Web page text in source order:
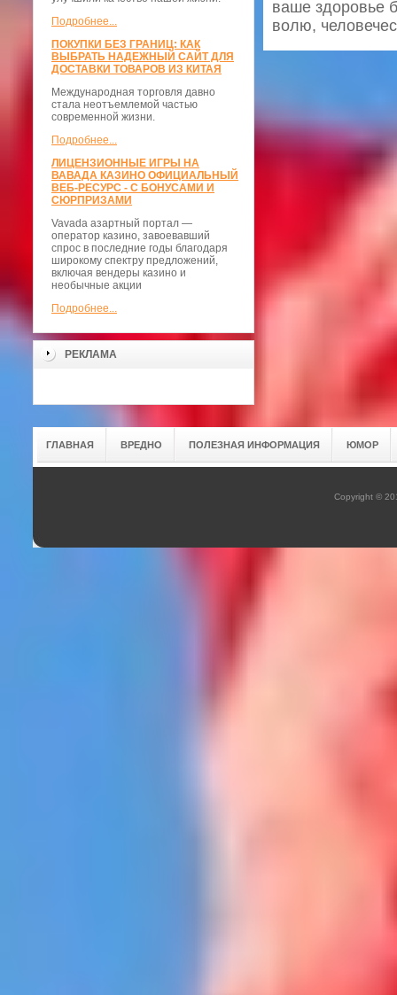
Подробнее...
ПОКУПКИ БЕЗ ГРАНИЦ: КАК
ВЫБРАТЬ НАДЕЖНЫЙ САЙТ ДЛЯ
ДОСТАВКИ ТОВАРОВ ИЗ КИТАЯ
Международная торговля давно
стала неотъемлемой частью
современной жизни.
Подробнее...
ЛИЦЕНЗИОННЫЕ ИГРЫ НА
ВАВАДА КАЗИНО ОФИЦИАЛЬНЫЙ
ВЕБ-РЕСУРС - С БОНУСАМИ И
СЮРПРИЗАМИ
Vavada азартный портал —
оператор казино, завоевавший
спрос в последние годы благодаря
широкому спектру предложений,
включая вендеры казино и
необычные акции
Подробнее...
РЕКЛАМА
ваше здоровье
волю,
ГЛАВНАЯ ВРЕДНО ПОЛЕЗНАЯ ИНФОРМАЦИЯ ЮМОР
Copyright ©